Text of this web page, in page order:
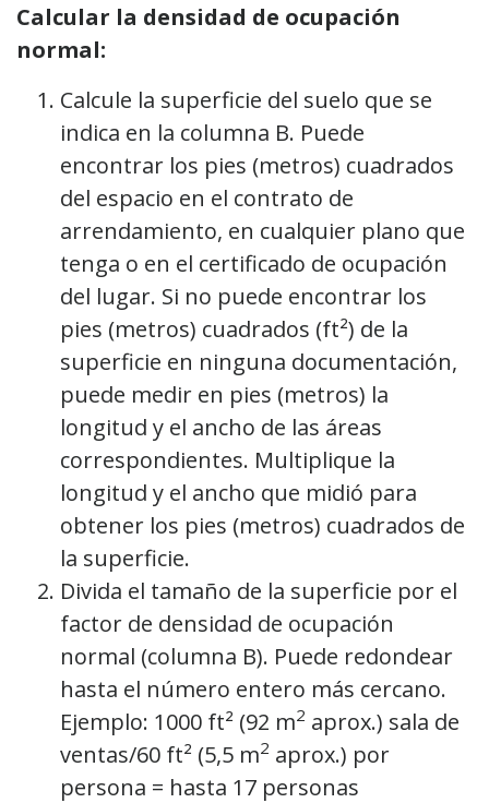
Calcular la densidad de ocupación
normal:
Calcule la superficie del suelo que se
indica en la columna B. Puede
encontrar los pies (metros) cuadrados
del espacio en el contrato de
arrendamiento, en cualquier plano que
tenga o en el certificado de ocupación
del lugar. Si no puede encontrar los
pies (metros) cuadrados (ft²) de la
superficie en ninguna documentación,
puede medir en pies (metros) la
longitud y el ancho de las áreas
correspondientes. Multiplique la
longitud y el ancho que midió para
obtener los pies (metros) cuadrados de
la superficie.
Divida el tamaño de la superficie por el
factor de densidad de ocupación
normal (columna B). Puede redondear
hasta el número entero más cercano.
Ejemplo: 1000 ft² (92 m2 aprox.) sala de
ventas/60 ft² (5,5 m2 aprox.) por
persona = hasta 17 personas